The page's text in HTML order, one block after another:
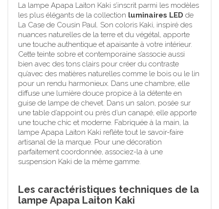
La lampe Apapa Laiton Kaki s’inscrit parmi les modèles
les plus élégants de la collection luminaires LED de
La Case de Cousin Paul. Son coloris Kaki, inspiré des
nuances naturelles de la terre et du végétal, apporte
une touche authentique et apaisante à votre intérieur.
Cette teinte sobre et contemporaine s’associe aussi
bien avec des tons clairs pour créer du contraste
qu’avec des matières naturelles comme le bois ou le lin
pour un rendu harmonieux. Dans une chambre, elle
diffuse une lumière douce propice à la détente en
guise de lampe de chevet. Dans un salon, posée sur
une table d’appoint ou près d’un canapé, elle apporte
une touche chic et moderne. Fabriquée à la main, la
lampe Apapa Laiton Kaki reflète tout le savoir-faire
artisanal de la marque. Pour une décoration
parfaitement coordonnée, associez-la à une
suspension Kaki de la même gamme.
Les caractéristiques techniques de la
lampe Apapa Laiton Kaki